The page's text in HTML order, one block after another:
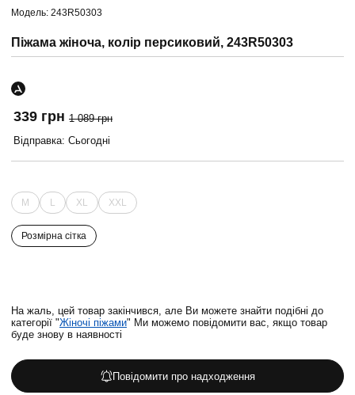
Модель: 243R50303
Піжама жіноча, колір персиковий, 243R50303
339 грн 1 089 грн
Відправка: Сьогодні
M L XL XXL
Розмірна сітка
На жаль, цей товар закінчився, але Ви можете знайти подібні до
категорії "Жіночі піжами" Ми можемо повідомити вас, якщо товар
буде знову в наявності
Повідомити про надходження